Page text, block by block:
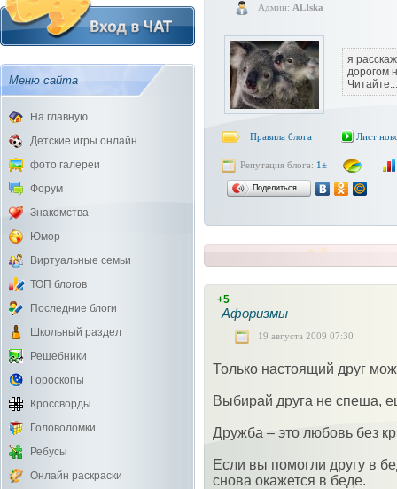
Меню сайта
На главную
Детские игры онлайн
фото галереи
Форум
Знакомства
Юмор
Виртуальные семьи
ТОП блогов
Последние блоги
Школьный раздел
Решебники
Гороскопы
Кроссворды
Головоломки
Ребусы
Онлайн раскраски
Админ: ALIska
я
дорогом
Правила блога Лист
Репутация блога: 1±
Поделиться…
+5
Афоризмы
19 августа 2009 07:30
Только настоящий друг
Выбирай друга не спеша,
Дружба – это любовь без
Если вы помогли другу в
снова окажется в беде.